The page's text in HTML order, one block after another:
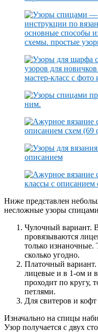
Ниже представлен
несложные узоры
Чулочный вариант.
провязываются
только изнаночные.
сколько угодно.
Платочный
лицевые и в 1-ом и
проходит по кругу,
петлями.
Для свитеров и
Изначально на спицы
Узор получается с двух